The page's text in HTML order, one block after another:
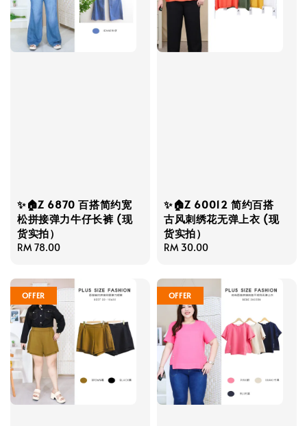
✨🏠Z 6870 百搭简约宽
松拼接弹力牛仔长裤 (现
货实拍）
Regular
RM 78.00
✨🏠Z 60012 简约百搭
古风刺绣花无弹上衣 (现
货实拍）
Regular
RM 30.00
OFFER OFFER